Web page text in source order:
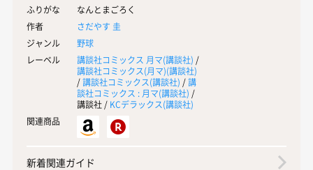
ふりがな
なんとまごろく
作者
さだやす 圭
ジャンル
野球
レーベル
講談社コミックス 月マ(講談社) /
講談社コミックス(月マ)(講談社)
/講談社コミックス(講談社) /講
談社コミックス : 月マ(講談社) /
講談社 / KCデラックス(講談社)
関連商品
新着関連ガイド